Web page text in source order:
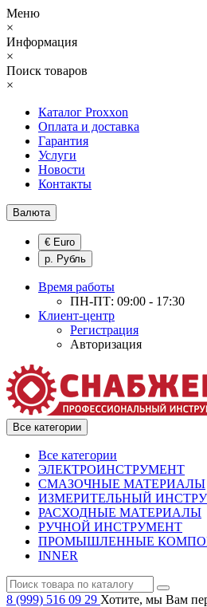
Меню
×
Информация
×
Поиск товаров
×
Каталог Proxxon
Оплата и доставка
Гарантия
Услуги
Новости
Контакты
Валюта
€ Euro
р. Рубль
Время работы
ПН-ПТ: 09:00 - 17:30
Клиент-центр
Регистрация
Авторизация
Все категории
Все категории
ЭЛЕКТРОИНСТРУМЕНТ
СМАЗОЧНЫЕ МАТЕРИАЛЫ
ИЗМЕРИТЕЛЬНЫЙ
РАСХОДНЫЕ МАТЕРИАЛЫ
РУЧНОЙ ИНСТРУМЕНТ
ПРОМЫШЛЕННЫЕ
INNER
8 (999) 516 09 29 Хотите, мы Вам